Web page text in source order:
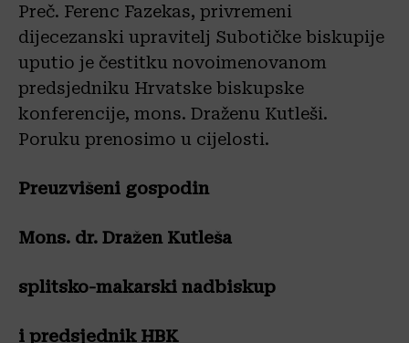
Preč. Ferenc Fazekas, privremeni
dijecezanski upravitelj Subotičke biskupije
uputio je čestitku novoimenovanom
predsjedniku Hrvatske biskupske
konferencije, mons. Draženu Kutleši.
Poruku prenosimo u cijelosti.
Preuzvišeni gospodin
Mons. dr. Dražen Kutleša
splitsko-makarski nadbiskup
i predsjednik HBK